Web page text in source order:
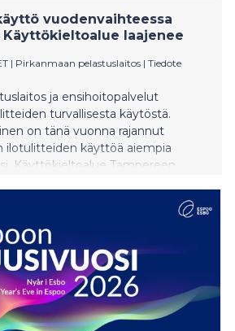
vuodenvaihteessa
Käyttökieltoalue laajenee
| Pirkanmaan pelastuslaitos | Tiedote
ja ensihoitopalvelut
turvallisesta käytöstä.
on tänä vuonna rajannut
ilotulitteiden käyttöä aiempia
Käyttökieltoalue Tampereen